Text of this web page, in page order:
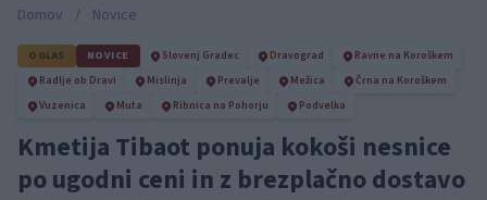
Domov / Novice
OGLAS NOVICE Slovenj Gradec Dravograd
Ravne na Koroškem
Radlje ob Dravi
Mislinja Prevalje Mežica
Črna na Koroškem
Vuzenica
Muta Ribnica na Pohorju Podvelka
Kmetija Tibaot ponuja kokoši nesnice
po ugodni ceni in z brezplačno dostavo